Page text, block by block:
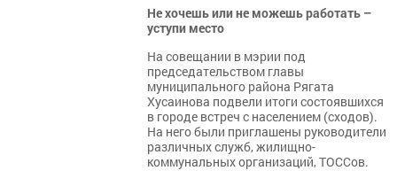
Не хочешь или не можешь работать –
уступи место
На совещании в мэрии под
председательством главы
муниципального района Рягата
Хусаинова подвели итоги состоявшихся
в городе встреч с населением (сходов).
На него были приглашены руководители
различных служб, жилищно-
коммунальных организаций, ТОССов.